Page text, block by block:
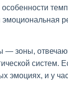
— зоны,
систем.
эмоциях, и у